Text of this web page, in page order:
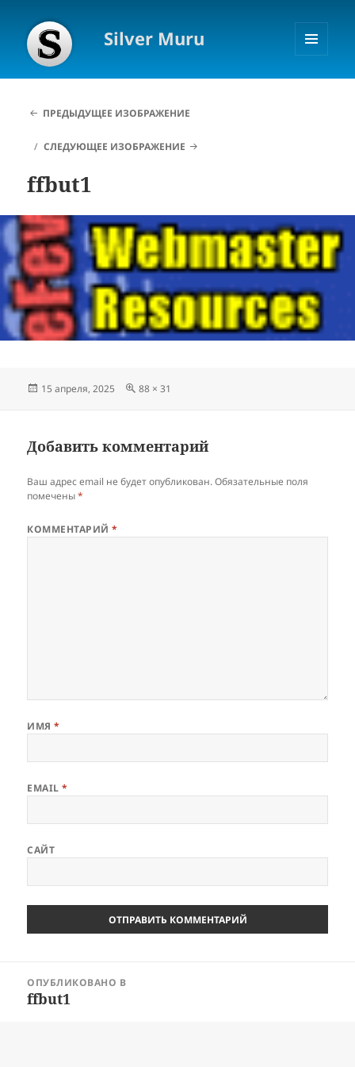
Silver Muru
И
ПРЕДЫДУЩЕЕ ИЗОБРАЖЕНИЕ
СЛЕДУЮЩЕЕ ИЗОБРАЖЕНИЕ
ffbut1
Опубликовано
15 апреля, 2025
Полный
88 × 31
Добавить комментарий
Ваш адрес email не будет опубликован. Обязательные поля
помечены*
КОММЕНТАРИЙ*
ИМЯ*
EMAIL*
САЙТ
записям
ОПУБЛИКОВАНО В
ffbut1